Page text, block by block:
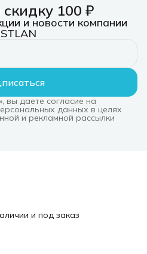
100 ₽
и новости компании
вы даете согласие на
данных в целях
и рекламной рассылки
и под заказ